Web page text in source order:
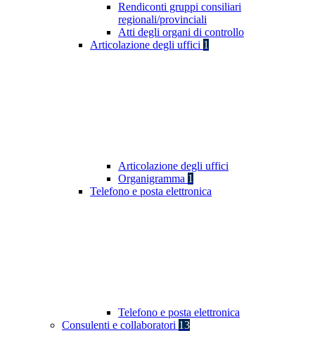
Rendiconti gruppi consiliari
regionali/provinciali
Atti degli organi di controllo
Articolazione degli uffici 1
Articolazione degli uffici
Organigramma 1
Telefono e posta elettronica
Telefono e posta elettronica
Consulenti e collaboratori 13